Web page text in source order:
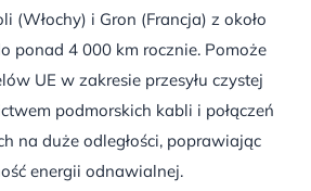
(Włochy) i Gron (Francja) z około
ponad 4 000 km rocznie. Pomoże
UE w zakresie przesyłu czystej
podmorskich kabli i połączeń
na duże odległości, poprawiając
energii odnawialnej.